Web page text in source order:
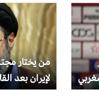
من يختار
لإيران بعد